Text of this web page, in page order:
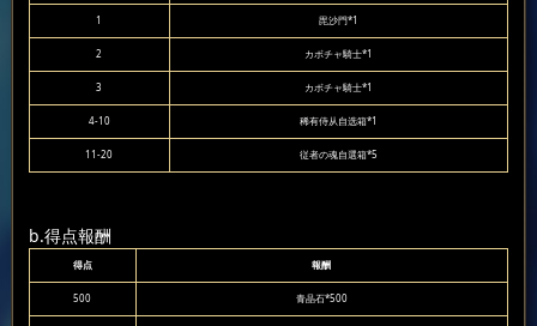
1 毘沙門*1
2 カボチャ騎士*1
3 カボチャ騎士*1
4-10 稀有侍从自选箱*1
11-20 従者の魂自選箱*5
b.得点報酬
得点 報酬
500 青晶石*500